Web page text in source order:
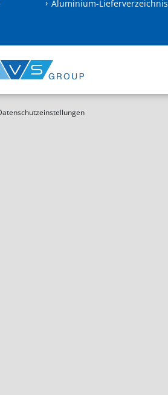
Aluminium-Lieferverzeichnis